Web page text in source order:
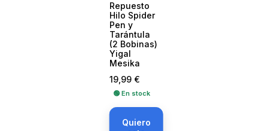
Repuesto
Hilo Spider
Pen y
Tarántula
(2 Bobinas)
Yigal
Mesika
Precio
19,99 €
🟢 En stock
Quiero